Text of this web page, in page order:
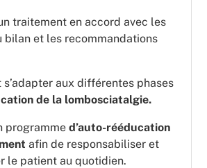
traitement en accord avec les
bilan et les recommandations
aux différentes phases
de la lombosciatalgie.
programme d’auto-rééducation
afin de responsabiliser et
le patient au quotidien.